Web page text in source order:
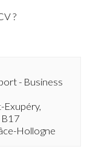
?
- Business
Exupéry,
Hollogne